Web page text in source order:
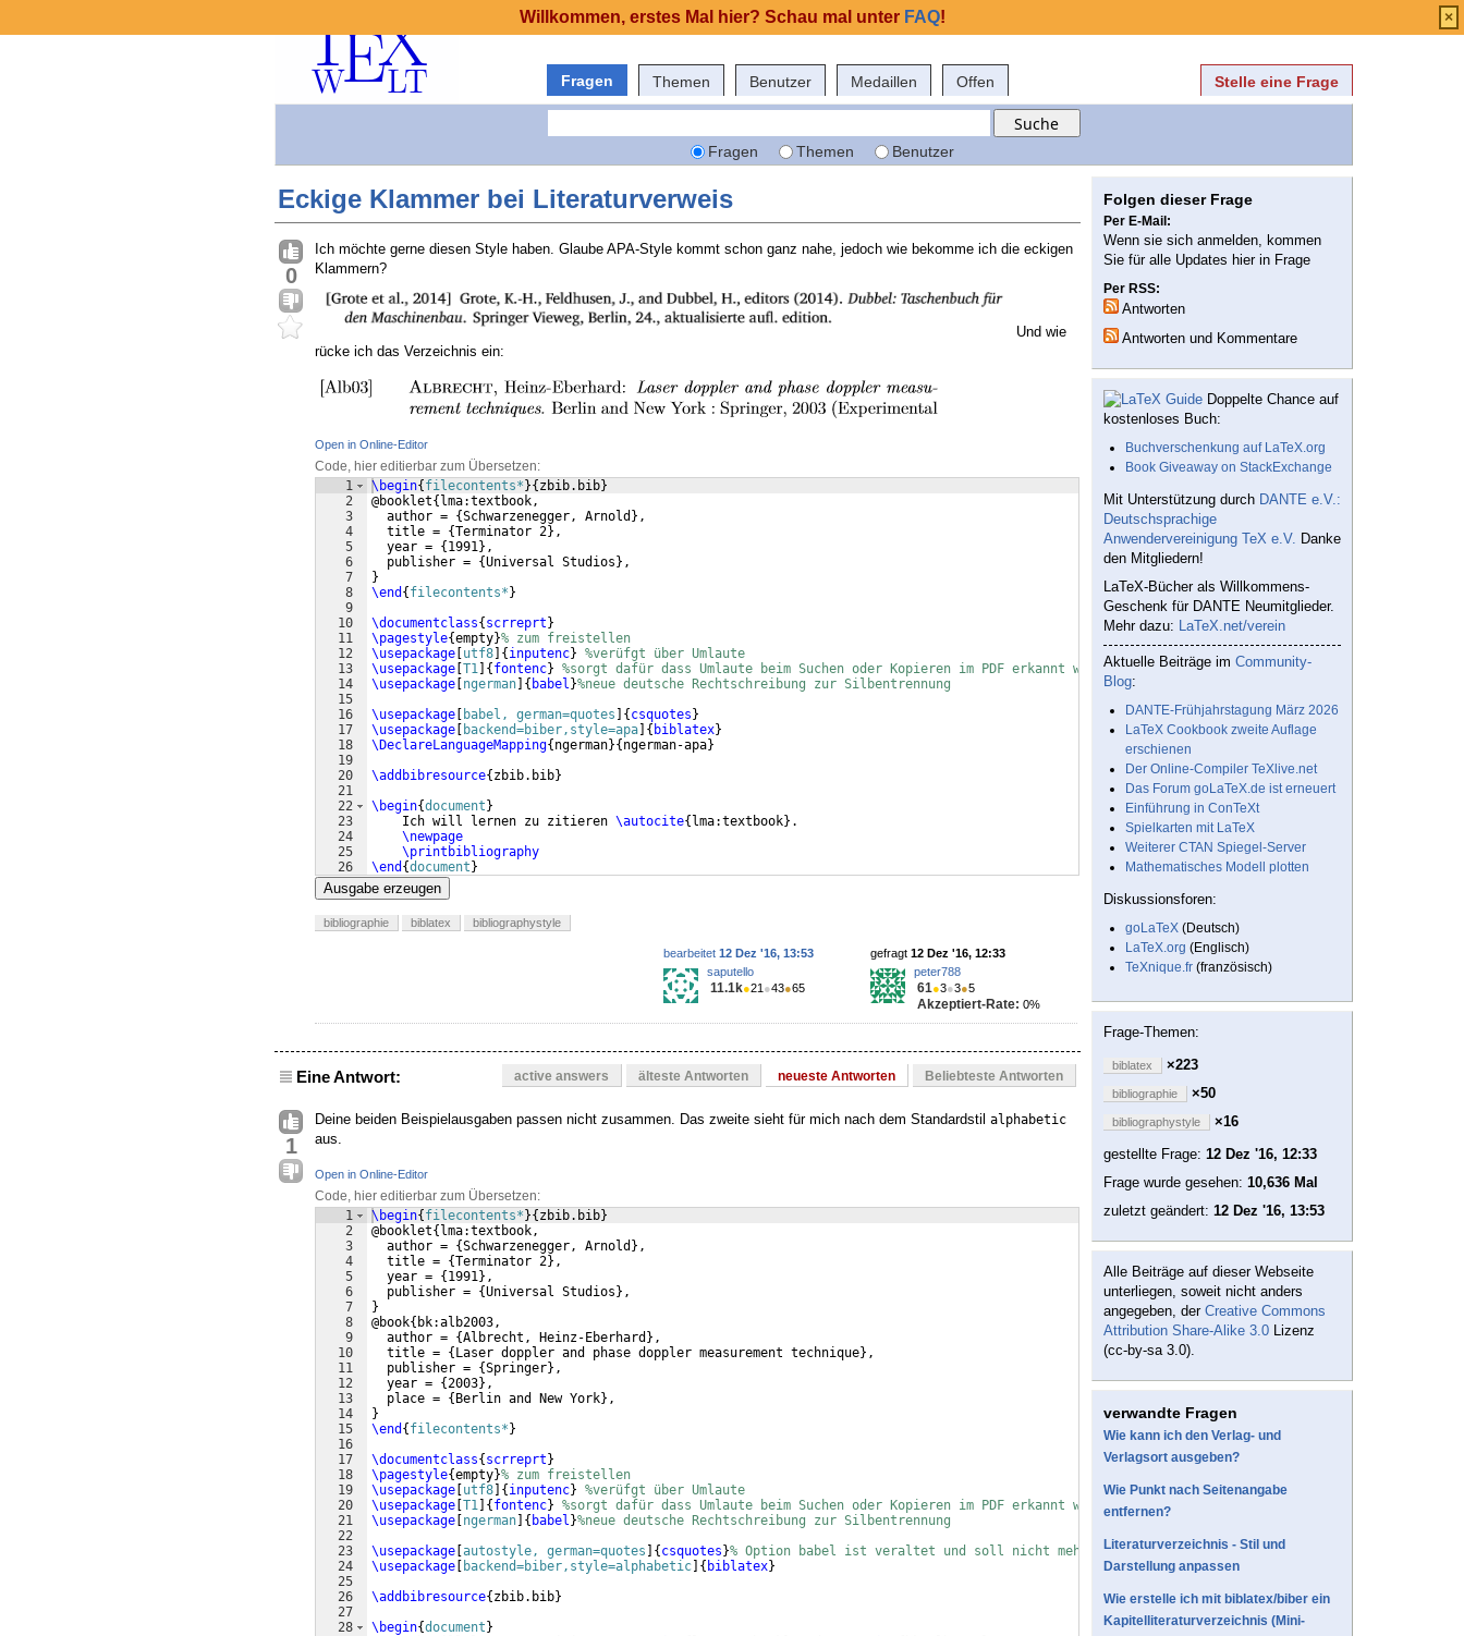
Fragen Themen Benutzer Medaillen Offen Stelle eine Frage
Fragen Themen Benutzer
Eckige Klammer bei Literaturverweis
0
Ich möchte gerne diesen Style haben. Glaube APA-Style kommt schon ganz nahe, jedoch wie bekomme ich die eckigen
Klammern?
Und wie
rücke ich das Verzeichnis ein:
Open in Online-Editor
Code, hier editierbar zum Übersetzen:
1
2
3
4
5
6
7
8
9
10
11
12
13
14
15
16
17
18
19
20
21
22
23
24
25
26
\begin{filecontents*}{zbib.bib}
@booklet{lma:textbook,
  author =
{Schwarzenegger, Arnold } ,
  title =
{Terminator 2} ,
  year =
{1991} ,
  publisher =
{Universal Studios} ,
}
\end {filecontents*}
\documentclass{scrreprt}
\pagestyle{empty}% zum freistellen
\usepackage [utf8] {inputenc} %verüfgt über Umlaute
\usepackage [T1] {fontenc} %sorgt dafür dass Umlaute beim Suchen oder Kopieren im PDF erkannt werden
\usepackage [ngerman] { babel}%neue deutsche Rechtschreibung zur Silbentrennung
\usepackage [ babel, german=quotes ] {csquotes}
\usepackage [ backend=biber,style=apa] { biblatex}
\DeclareLanguageMapping{ngerman}{ngerman-apa}
\addbibresource{zbib.bib}
\begin{document}
    Ich will lernen zu zitieren
\autocite{lma:textbook} .
\newpage
\printbibliography
\end {document}
Ausgabe erzeugen
bibliographie biblatex bibliographystyle
gefragt 12 Dez '16, 12:33
peter788
61●3●3●5
Akzeptiert-Rate: 0%
bearbeitet 12 Dez '16, 13:53
saputello
11.1k●21 ●43●65
Eine Antwort: active answers älteste Antworten neueste Antworten Beliebteste Antworten
1
Deine beiden Beispielausgaben passen nicht zusammen. Das zweite sieht für mich nach dem Standardstil alphabetic
aus.
Open in Online-Editor
Code, hier editierbar zum Übersetzen:
1
2
3
4
5
6
7
8
9
10
11
12
13
14
15
16
17
18
19
20
21
22
23
24
25
26
27
28
\begin{ filecontents* }{ zbib.bib}
@booklet{ lma:textbook,
  author =
{Schwarzenegger, Arnold } ,
  title =
{Terminator 2} ,
  year =
{ 1991} ,
  publisher =
{Universal Studios } ,
}
@book{ bk:alb2003,
  author =
{Albrecht, Heinz-Eberhard } ,
  title =
{ Laser doppler and phase doppler measurement technique} ,
  publisher =
{Springer} ,
  year =
{2003} ,
  place =
{ Berlin and New York} ,
}
\end { filecontents* }
\documentclass{ scrreprt }
\pagestyle{empty}% zum freistellen
\usepackage utf8 { inputenc} %verüfgt über Umlaute
\usepackage T1 { fontenc} %sorgt dafür dass Umlaute beim Suchen oder Kopieren im PDF erkannt werden
\usepackage ngerman { babel }%neue deutsche Rechtschreibung zur Silbentrennung
\usepackage autostyle, german=quotes { csquotes }% Option babel ist veraltet und soll nicht mehr verwendet werden!
\usepackage
backend=biber,style=alphabetic { biblatex}
\addbibresource{ zbib.bib}
\begin{document }
Folgen dieser Frage
Per E-Mail:
Wenn sie sich anmelden, kommen
Sie für alle Updates hier in Frage
Per RSS:
Antworten
Antworten und Kommentare
Doppelte Chance auf
kostenloses Buch:
Buchverschenkung auf LaTeX.org
Book Giveaway on StackExchange
Mit Unterstützung durch DANTE e.V.:
Deutschsprachige
Anwendervereinigung TeX e.V. Danke
den Mitgliedern!
LaTeX-Bücher als Willkommens-
Geschenk für DANTE Neumitglieder.
Mehr dazu: LaTeX.net/verein
Aktuelle Beiträge im Community-
Blog:
DANTE-Frühjahrstagung März 2026
LaTeX Cookbook zweite Auflage
erschienen
Der Online-Compiler TeXlive.net
Das Forum goLaTeX.de ist erneuert
Einführung in ConTeXt
Spielkarten mit LaTeX
Weiterer CTAN Spiegel-Server
Mathematisches Modell plotten
Diskussionsforen:
goLaTeX (Deutsch)
LaTeX.org (Englisch)
TeXnique.fr (französisch)
Frage-Themen:
biblatex ×223
bibliographie ×50
bibliographystyle
×16
gestellte Frage: 12 Dez '16, 12:33
Frage wurde gesehen: 10,636 Mal
zuletzt geändert: 12 Dez '16, 13:53
Alle Beiträge auf dieser Webseite
unterliegen, soweit nicht anders
angegeben, der Creative Commons
Attribution Share-Alike 3.0 Lizenz
(cc-by-sa 3.0).
verwandte Fragen
Wie kann ich den Verlag- und
Verlagsort ausgeben?
Wie Punkt nach Seitenangabe
entfernen?
Literaturverzeichnis - Stil und
Darstellung anpassen
Wie erstelle ich mit biblatex/biber ein
Kapitelliteraturverzeichnis (Mini-
Willkommen, erstes Mal hier? Schau mal unter FAQ! ×